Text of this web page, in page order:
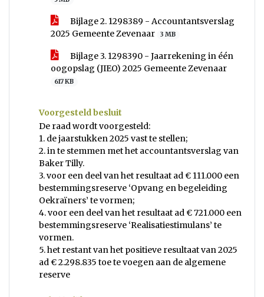
Bijlage 2. 1298389 - Accountantsverslag
2025 Gemeente Zevenaar
3 MB
Bijlage 3. 1298390 - Jaarrekening in één
oogopslag (JIEO) 2025 Gemeente Zevenaar
617 KB
Voorgesteld besluit
De raad wordt voorgesteld:
1. de jaarstukken 2025 vast te stellen;
2. in te stemmen met het accountantsverslag van
Baker Tilly.
3. voor een deel van het resultaat ad € 111.000 een
bestemmingsreserve ‘Opvang en begeleiding
Oekraïners’ te vormen;
4. voor een deel van het resultaat ad € 721.000 een
bestemmingsreserve ‘Realisatiestimulans’ te
vormen.
5. het restant van het positieve resultaat van 2025
ad € 2.298.835 toe te voegen aan de algemene
reserve